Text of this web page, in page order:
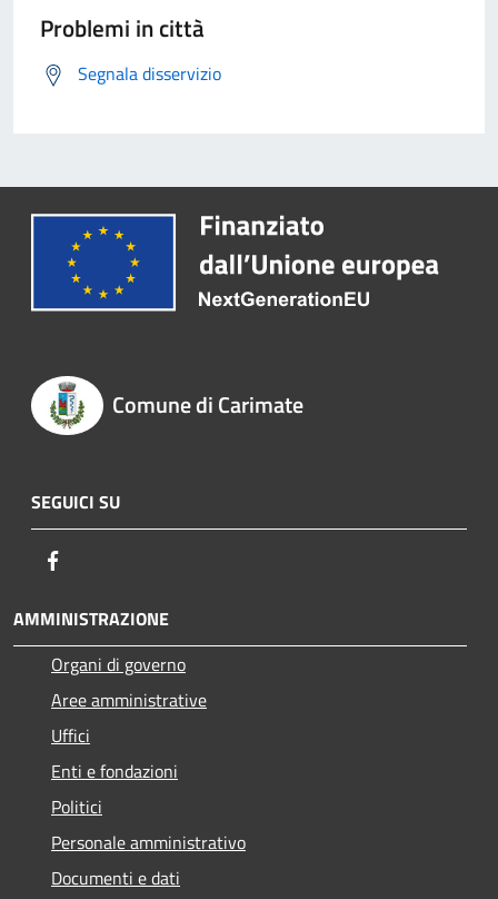
Problemi in città
Segnala disservizio
Comune di Carimate
SEGUICI SU
AMMINISTRAZIONE
Organi di governo
Aree amministrative
Uffici
Enti e fondazioni
Politici
Personale amministrativo
Documenti e dati